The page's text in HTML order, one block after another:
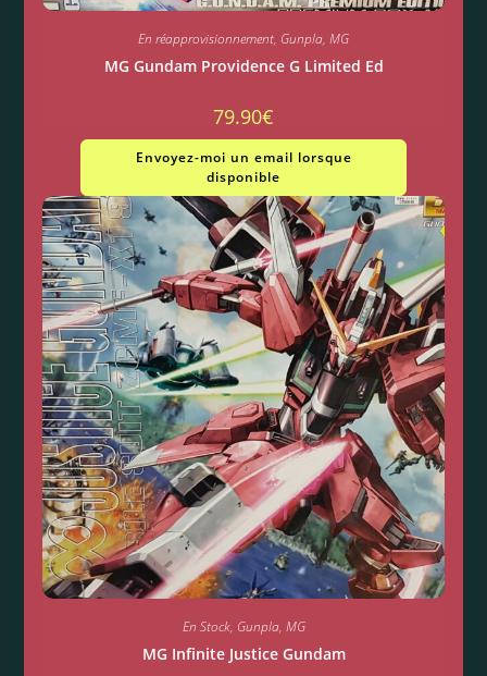
En réapprovisionnement, Gunpla, MG
MG Gundam Providence G Limited Ed
79.90€
Envoyez-moi un email lorsque
disponible
En Stock, Gunpla, MG
MG Infinite Justice Gundam